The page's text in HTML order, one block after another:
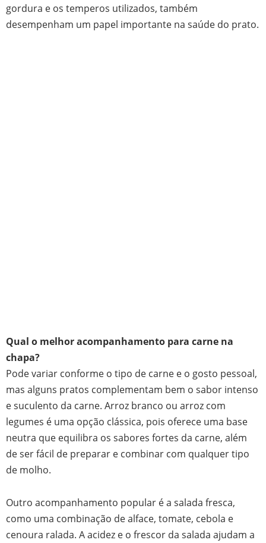
gordura e os temperos utilizados, também
desempenham um papel importante na saúde do prato.
Qual o melhor acompanhamento para carne na
chapa?
Pode variar conforme o tipo de carne e o gosto pessoal,
mas alguns pratos complementam bem o sabor intenso
e suculento da carne. Arroz branco ou arroz com
legumes é uma opção clássica, pois oferece uma base
neutra que equilibra os sabores fortes da carne, além
de ser fácil de preparar e combinar com qualquer tipo
de molho.
Outro acompanhamento popular é a salada fresca,
como uma combinação de alface, tomate, cebola e
cenoura ralada. A acidez e o frescor da salada ajudam a